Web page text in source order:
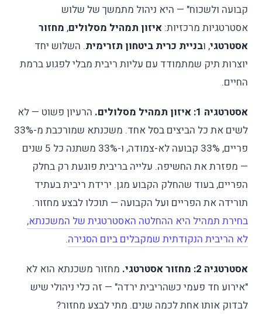
קבועה ולשכוח" — היא ניהול מתמשך של שלוש
אסטרטגיות מרכזיות: איזון תמהיל מסלולים, מחזור
אסטרטגי, ובניית כרית ביטחון תזרימית. השלוש יחד
יוצרות תיק שמתמודד עם עליות ריבית מבלי לפגוע ברמת
החיים.
אסטרטגיה 1: איזון תמהיל מסלולים.
הרעיון פשוט — לא
לשים את כל הביצים בסל אחד. משכנתא שמורכבת מ-33%
פריים, 33% קבועה לא-צמודה, ו-33% משתנה כל 5 שנים
— מפזרת את החשיפה. עלייה בריבית פוגעת רק בחלק
הפריים, בעוד שהחלק הקבוע מגן. ירידת ריבית בעתיד
תורידה את הפריים ועל הקבועה — תוכלו לבצע מחזור.
בחירת תמהיל היא ההחלטה האסטרטגית של המשכנתא,
לא הריבית הנקודתית שמקבלים ביום הסגירה.
אסטרטגיה 2: מחזור אסטרטגי.
מחזור משכנתא הוא לא
"אירוע חד פעמי כשהריבית ירדה" — זה כלי ניהולי שיש
לבדוק אותו אחת לכמה שנים. מתי לבצע מחזור?